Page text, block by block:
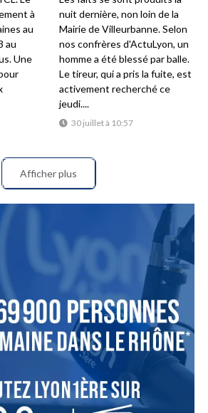
à
au
au
Une
30 juillet à 10:57
nuit dernière, non loin de la
Mairie de Villeurbanne. Selon
nos confrères d'ActuLyon, un
homme a été blessé par balle.
Le tireur, qui a pris la fuite, est
activement recherché ce
jeudi....
Afficher plus